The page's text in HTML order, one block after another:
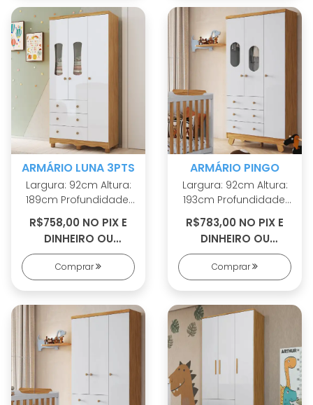
com PETG cristal
Sistema
antitombamento
antitombamento
ARMÁRIO LUNA 3PTS
Largura: 92cm Altura:
189cm Profundidade:
42cm 100% MDF Pés
em ABS Cabideiro
metálico Puxadores
em ABS 2 opções de
rodapé Corrediças
telescópicas Portas
com PETG cristal
Sistema
antitombamento
R$758,00 NO PIX E
DINHEIRO OU
R$834,00 EM 8X S/
JUROS
Comprar
ARMÁRIO PINGO
Largura: 92cm Altura:
193cm Profundidade:
42cm 100% MDF Linho
interno Puxadores em
ABS Cabideiros
metálicos Sistema
antitombamento
Corrediças
telescópicas
Corrediças
telescópicas Pés
estilo palito em mdf
R$783,00 NO PIX E
DINHEIRO OU
R$861,00 EM 8X S/
JUROS
Comprar